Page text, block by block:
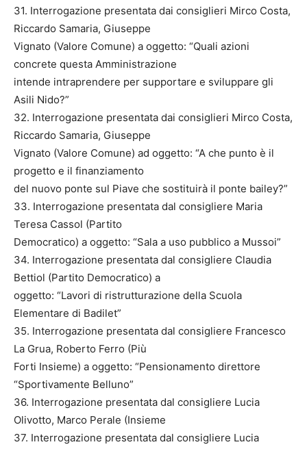
31. Interrogazione presentata dai consiglieri Mirco Costa,
Riccardo Samaria, Giuseppe
Vignato (Valore Comune) a oggetto: “Quali azioni
concrete questa Amministrazione
intende intraprendere per supportare e sviluppare gli
Asili Nido?”
32. Interrogazione presentata dai consiglieri Mirco Costa,
Riccardo Samaria, Giuseppe
Vignato (Valore Comune) ad oggetto: “A che punto è il
progetto e il finanziamento
del nuovo ponte sul Piave che sostituirà il ponte bailey?”
33. Interrogazione presentata dal consigliere Maria
Teresa Cassol (Partito
Democratico) a oggetto: “Sala a uso pubblico a Mussoi”
34. Interrogazione presentata dal consigliere Claudia
Bettiol (Partito Democratico) a
oggetto: “Lavori di ristrutturazione della Scuola
Elementare di Badilet”
35. Interrogazione presentata dal consigliere Francesco
La Grua, Roberto Ferro (Più
Forti Insieme) a oggetto: “Pensionamento direttore
“Sportivamente Belluno”
36. Interrogazione presentata dal consigliere Lucia
Olivotto, Marco Perale (Insieme
37. Interrogazione presentata dal consigliere Lucia